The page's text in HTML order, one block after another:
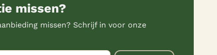
missen?
missen? Schrijf in voor onze